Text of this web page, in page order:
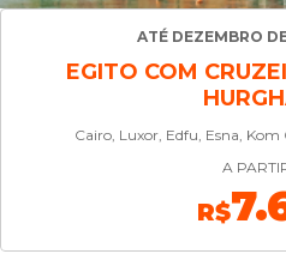
ATÉ DEZEMBRO
EGITO COM
Cairo, Luxor, Edfu, Esna,
A
R$